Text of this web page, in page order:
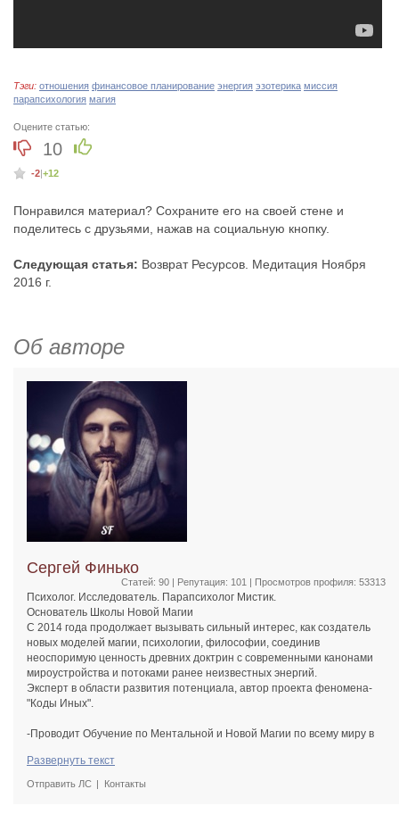
Тэги: отношения финансовое планирование энергия эзотерика миссия
парапсихология магия
Оцените статью:
10
-2 +12
Понравился материал? Сохраните его на своей стене и
поделитесь с друзьями, нажав на социальную кнопку.
Следующая статья: Возврат Ресурсов. Медитация Ноября
2016 г.
Об авторе
Сергей Финько
Статей: 90 | Репутация: 101 | Просмотров профиля: 53313
Психолог. Исследователь. Парапсихолог Мистик.
Основатель Школы Новой Магии
С 2014 года продолжает вызывать сильный интерес, как создатель
новых моделей магии, психологии, философии, соединив
неоспоримую ценность древних доктрин с современными канонами
мироустройства и потоками ранее неизвестных энергий.
Эксперт в области развития потенциала, автор проекта феномена-
"Коды Иных".
-Проводит Обучение по Ментальной и Новой Магии по всему миру в
-Практикующий Дивергент Магии. Личная Практика работы с людьми
более 8 лет.
Развернуть текст
Отправить ЛС Контакты